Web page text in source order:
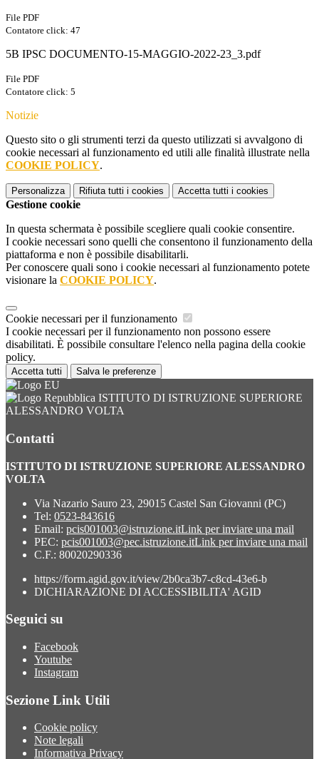
File PDF
Contatore click: 47
5B IPSC DOCUMENTO-15-MAGGIO-2022-23_3.pdf
File PDF
Contatore click: 5
Notizie
Questo sito o gli strumenti terzi da questo utilizzati si avvalgono di
cookie necessari al funzionamento ed utili alle finalità illustrate nella
COOKIE POLICY.
Personalizza Rifiuta tutti i cookies Accetta tutti i cookies
Gestione cookie
In questa schermata è possibile scegliere quali cookie consentire.
I cookie necessari sono quelli che consentono il funzionamento della
piattaforma e non è possibile disabilitarli.
Per conoscere quali sono i cookie necessari al funzionamento potete
visionare la COOKIE POLICY.
Cookie necessari per il funzionamento
I cookie necessari per il funzionamento non possono essere
disabilitati. È possibile consultare l'elenco nella pagina della cookie
policy.
Accetta tutti Salva le preferenze
ISTITUTO DI ISTRUZIONE SUPERIORE
ALESSANDRO VOLTA
Contatti
ISTITUTO DI ISTRUZIONE SUPERIORE ALESSANDRO
VOLTA
Via Nazario Sauro 23, 29015 Castel San Giovanni (PC)
Tel: 0523-843616
Email: pcis001003@istruzione.itLink per inviare una mail
PEC: pcis001003@pec.istruzione.itLink per inviare una mail
C.F.: 80020290336
https://form.agid.gov.it/view/2b0ca3b7-c8cd-43e6-b
DICHIARAZIONE DI ACCESSIBILITA' AGID
Seguici su
Facebook
Youtube
Instagram
Sezione Link Utili
Cookie policy
Note legali
Informativa Privacy